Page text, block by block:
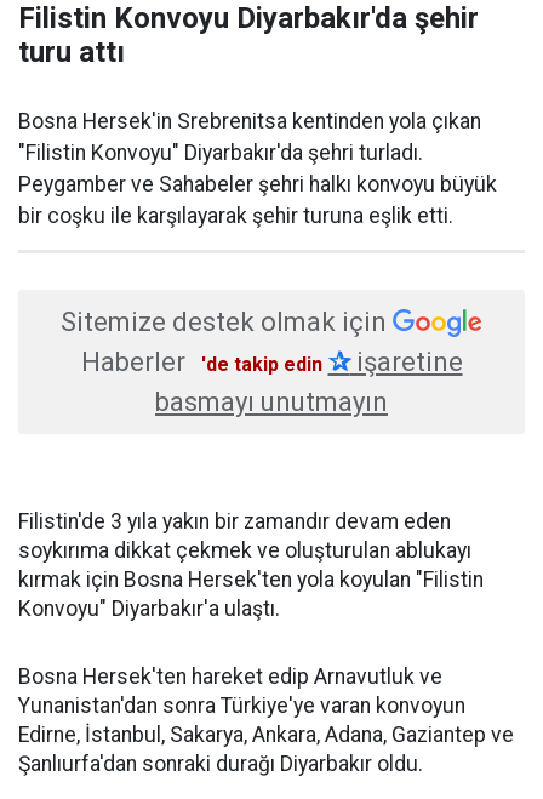
Filistin Konvoyu Diyarbakır'da şehir
turu attı
Bosna Hersek'in Srebrenitsa kentinden yola çıkan
"Filistin Konvoyu" Diyarbakır'da şehri turladı.
Peygamber ve Sahabeler şehri halkı konvoyu büyük
bir coşku ile karşılayarak şehir turuna eşlik etti.
Sitemize destek olmak için
Haberler
'de takip edin ✰işaretine
basmayı unutmayın
Filistin'de 3 yıla yakın bir zamandır devam eden
soykırıma dikkat çekmek ve oluşturulan ablukayı
kırmak için Bosna Hersek'ten yola koyulan "Filistin
Konvoyu" Diyarbakır'a ulaştı.
Bosna Hersek'ten hareket edip Arnavutluk ve
Yunanistan'dan sonra Türkiye'ye varan konvoyun
Edirne, İstanbul, Sakarya, Ankara, Adana, Gaziantep ve
Şanlıurfa'dan sonraki durağı Diyarbakır oldu.